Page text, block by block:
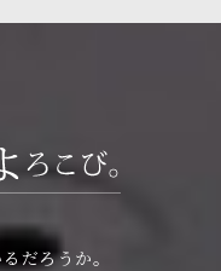
だろうか。